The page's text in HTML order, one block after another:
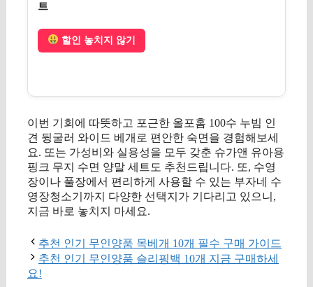
트
할인 놓치지 않기
이번 기회에 따뜻하고 포근한 올포홈 100수 누빔 인
견 뒹굴러 와이드 베개로 편안한 숙면을 경험해보세
요. 또는 가성비와 실용성을 모두 갖춘 슈가앤 유아용
핑크 무지 수면 양말 세트도 추천드립니다. 또, 수영
장이나 풀장에서 편리하게 사용할 수 있는 부자네 수
영장청소기까지 다양한 선택지가 기다리고 있으니,
지금 바로 놓치지 마세요.
추천 인기 무인양품 목베개 10개 필수 구매 가이드
추천 인기 무인양품 슬리핑백 10개 지금 구매하세
요!